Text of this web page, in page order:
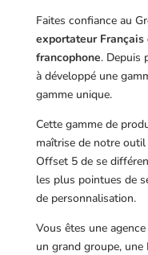
Faites confiance au
exportateur Français
francophone. Depuis
à développé une
gamme unique.
Cette gamme de
maîtrise de notre
Offset 5 de se
les plus pointues de
de personnalisation.
Vous êtes une
un grand groupe,